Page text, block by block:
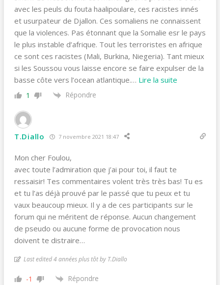
avec les peuls du fouta haalipoulare, ces racistes innés
et usurpateur de Djallon. Ces somaliens ne connaissent
que la violences. Pas étonnant que la Somalie esr le pays
le plus instable d’afrique. Tout les terroristes en afrique
ce sont ces racistes (Mali, Burkina, Niegeria). Tant mieux
si les Soussou vous laisse encore se faire expulser de la
basse côte vers l’ocean atlantique.… Lire la suite
1 Répondre
T.Diallo 7 novembre 2021 18:47
Mon cher Foulou,
avec toute l’admiration que j’ai pour toi, il faut te
ressaisir! Tes commentaires volent très très bas! Tu es
et tu l’as déjà prouvé par le passé que tu peux et tu
vaux beaucoup mieux. Il y a de ces participants sur le
forum qui ne méritent de réponse. Aucun changement
de pseudo ou aucune forme de provocation nous
doivent te distraire…
Last edited 4 années plus tôt by T.Diallo
-1 Répondre